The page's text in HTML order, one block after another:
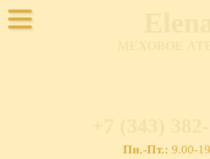
Пн.-Пт.: 9.00-